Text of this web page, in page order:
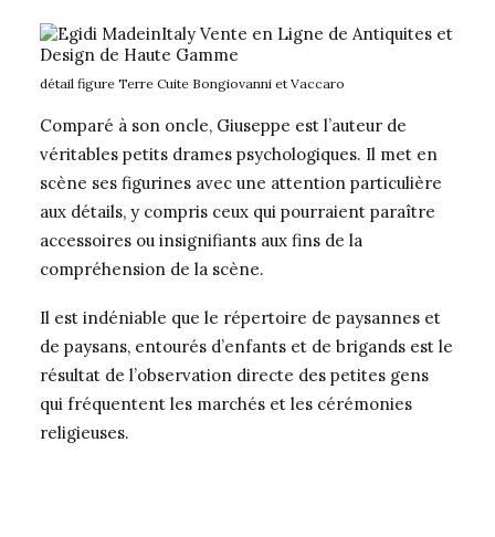
détail figure Terre Cuite Bongiovanni et Vaccaro
Comparé à son oncle, Giuseppe est l’auteur de
véritables petits drames psychologiques. Il met en
scène ses figurines avec une attention particulière
aux détails, y compris ceux qui pourraient paraître
accessoires ou insignifiants aux fins de la
compréhension de la scène.
Il est indéniable que le répertoire de paysannes et
de paysans, entourés d’enfants et de brigands est le
résultat de l’observation directe des petites gens
qui fréquentent les marchés et les cérémonies
religieuses.